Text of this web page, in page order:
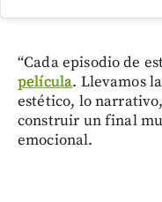
“Cada episodio de
película. Llevamos
estético, lo
construir un final
emocional.